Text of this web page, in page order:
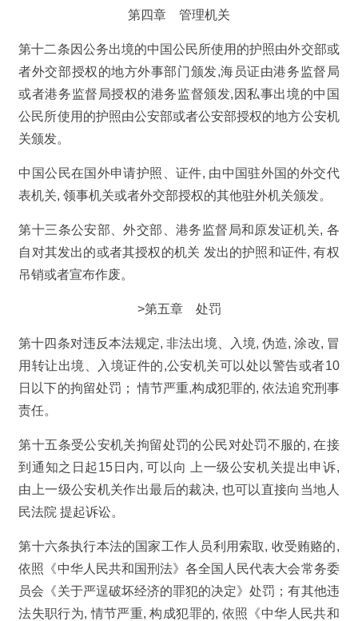
第四章 管理机关
第十二条因公务出境的中国公民所使用的护照由外交部或
者外交部授权的地方外事部门颁发,海员证由港务监督局
或者港务监督局授权的港务监督颁发,因私事出境的中国
公民所使用的护照由公安部或者公安部授权的地方公安机
关颁发。
中国公民在国外申请护照、证件, 由中国驻外国的外交代
表机关, 领事机关或者外交部授权的其他驻外机关颁发。
第十三条公安部、外交部、港务监督局和原发证机关, 各
自对其发出的或者其授权的机关 发出的护照和证件, 有权
吊销或者宣布作废。
>第五章 处罚
第十四条对违反本法规定, 非法出境、入境, 伪造, 涂改, 冒
用转让出境、入境证件的,公安机关可以处以警告或者10
日以下的拘留处罚； 情节严重,构成犯罪的, 依法追究刑事
责任。
第十五条受公安机关拘留处罚的公民对处罚不服的, 在接
到通知之日起15日内, 可以向 上一级公安机关提出申诉,
由上一级公安机关作出最后的裁决, 也可以直接向当地人
民法院 提起诉讼。
第十六条执行本法的国家工作人员利用索取, 收受贿赂的,
依照《中华人民共和国刑法》各全国人民代表大会常务委
员会《关于严逞破坏经济的罪犯的决定》处罚；有其他违
法失职行为, 情节严重, 构成犯罪的, 依照《中华人民共和